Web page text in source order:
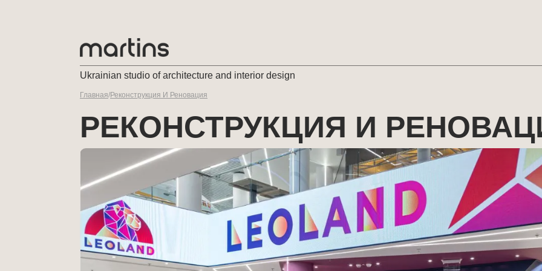
Ukrainian studio of architecture and interior design
Главная/Реконструкция И Реновация
РЕКОНСТРУКЦИЯ И